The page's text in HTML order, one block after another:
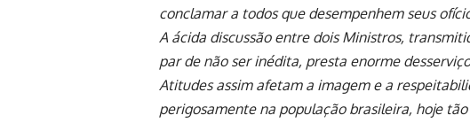
conclamar a todos que desempenhem seus
A ácida discussão entre dois Ministros,
par de não ser inédita, presta enorme
Atitudes assim afetam a imagem e a
perigosamente na população brasileira, hoje